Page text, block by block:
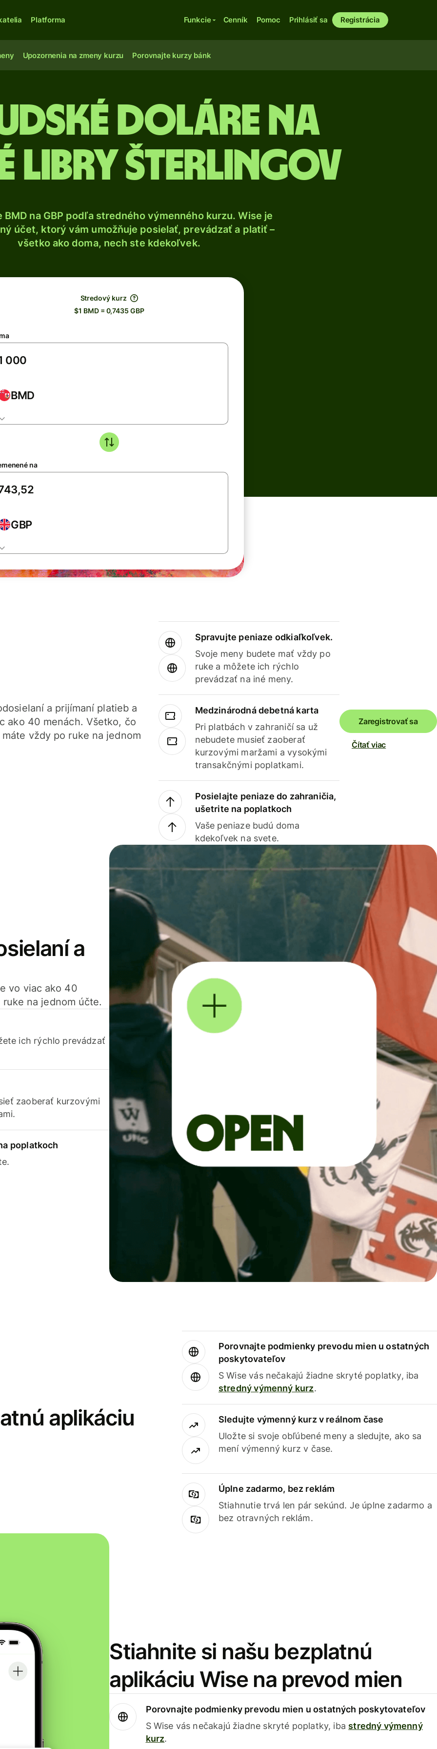
Platforma Funkcie Cenník Pomoc Prihlásiť sa Registrácia
Upozornenia na zmeny kurzu Porovnajte kurzy bánk
doláre na
libry šterlingov
BMD na GBP podľa stredného výmenného kurzu. Wise je
účet, ktorý vám umožňuje posielať, prevádzať a platiť –
všetko ako doma, nech ste kdekoľvek.
Stredový kurz
$1 BMD = 0,7435 GBP
BMD
na
GBP
a prijímaní platieb a
ako 40 menách. Všetko, čo
vždy po ruke na jednom
Spravujte peniaze odkiaľkoľvek.
Svoje meny budete mať vždy po
ruke a môžete ich rýchlo
prevádzať na iné meny.
Medzinárodná debetná karta
Pri platbách v zahraničí sa už
nebudete musieť zaoberať
kurzovými maržami a vysokými
transakčnými poplatkami.
Posielajte peniaze do zahraničia,
ušetrite na poplatkoch
Vaše peniaze budú doma
kdekoľvek na svete.
Zaregistrovať sa
Čítať viac
a
vo viac ako 40
na jednom účte.
ich rýchlo prevádzať
zaoberať kurzovými
poplatkoch
aplikáciu
Porovnajte podmienky prevodu mien u ostatných
poskytovateľov
S Wise vás nečakajú žiadne skryté poplatky, iba
stredný výmenný kurz.
Sledujte výmenný kurz v reálnom čase
Uložte si svoje obľúbené meny a sledujte, ako sa
mení výmenný kurz v čase.
Úplne zadarmo, bez reklám
Stiahnutie trvá len pár sekúnd. Je úplne zadarmo a
bez otravných reklám.
Stiahnite si našu bezplatnú
aplikáciu Wise na prevod mien
Porovnajte podmienky prevodu mien u ostatných poskytovateľov
S Wise vás nečakajú žiadne skryté poplatky, iba stredný výmenný
kurz.